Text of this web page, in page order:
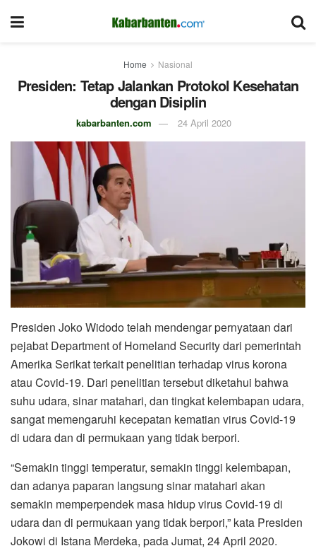
Home Nasional
Presiden: Tetap Jalankan Protokol Kesehatan
dengan Disiplin
kabarbanten.com 24 April 2020
Presiden Joko Widodo telah mendengar pernyataan dari
pejabat Department of Homeland Security dari pemerintah
Amerika Serikat terkait penelitian terhadap virus korona
atau Covid-19. Dari penelitian tersebut diketahui bahwa
suhu udara, sinar matahari, dan tingkat kelembapan udara,
sangat memengaruhi kecepatan kematian virus Covid-19
di udara dan di permukaan yang tidak berpori.
“Semakin tinggi temperatur, semakin tinggi kelembapan,
dan adanya paparan langsung sinar matahari akan
semakin memperpendek masa hidup virus Covid-19 di
udara dan di permukaan yang tidak berpori,” kata Presiden
Jokowi di Istana Merdeka, pada Jumat, 24 April 2020.